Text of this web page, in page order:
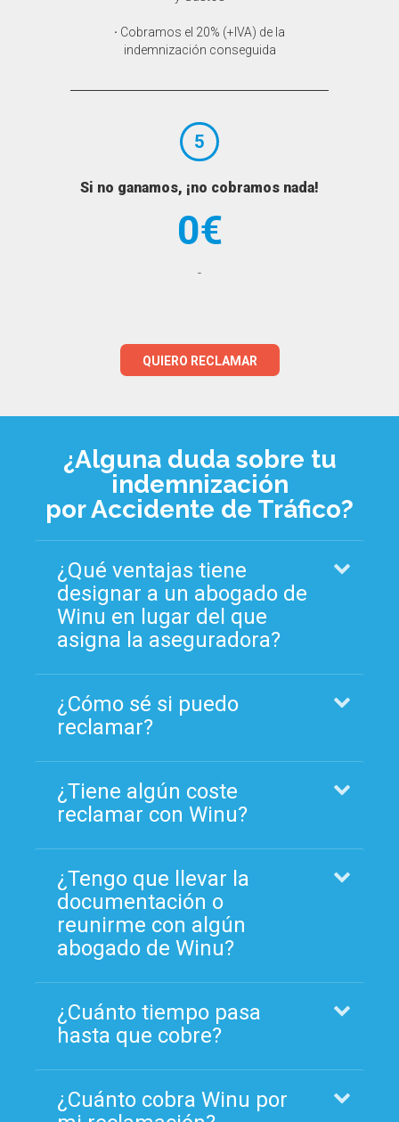
· Cobramos el 20% (+IVA) de la
indemnización conseguida
5
Si no ganamos, ¡no cobramos nada!
0€
-
QUIERO RECLAMAR
¿Alguna duda sobre tu
indemnización
por Accidente de Tráfico?
¿Qué ventajas tiene
designar a un abogado de
Winu en lugar del que
asigna la aseguradora?
¿Cómo sé si puedo
reclamar?
¿Tiene algún coste
reclamar con Winu?
¿Tengo que llevar la
documentación o
reunirme con algún
abogado de Winu?
¿Cuánto tiempo pasa
hasta que cobre?
¿Cuánto cobra Winu por